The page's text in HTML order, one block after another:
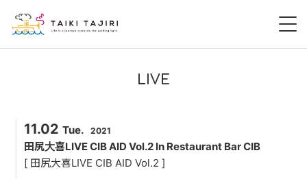
暁 AKATSUKI
LIVE
11.02 Tue. 2021
田尻大喜LIVE CIB AID Vol.2 In Restaurant Bar CIB
[ 田尻大喜LIVE CIB AID Vol.2 ]